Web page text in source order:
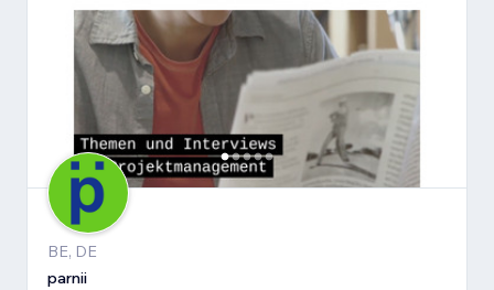
BE, DE
parnii